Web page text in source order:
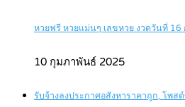
หวยฟรี หวยแม่นๆ เลขหวย งวดวันที่
10 กุมภาพันธ์ 2025
รับจ้างลงประกาศอสังหาราคาถูก, โพ